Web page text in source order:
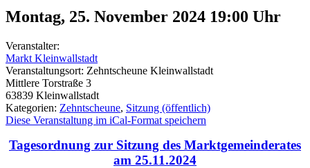
Montag, 25. November 2024 19:00 Uhr
Veranstalter:
Markt Kleinwallstadt
Veranstaltungsort: Zehntscheune Kleinwallstadt
Mittlere Torstraße 3
63839 Kleinwallstadt
Kategorien: Zehntscheune, Sitzung (öffentlich)
Diese Veranstaltung im iCal-Format speichern
Tagesordnung zur Sitzung des Marktgemeinderates
am 25.11.2024